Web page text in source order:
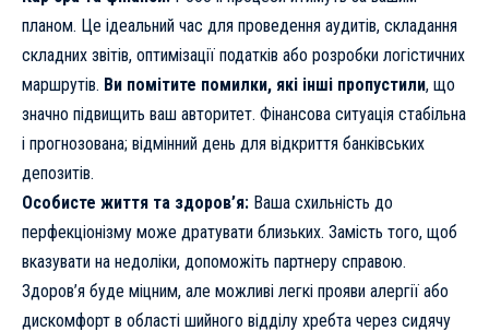
планом. Це ідеальний час для проведення аудитів, складання
складних звітів, оптимізації податків або розробки логістичних
маршрутів. Ви помітите помилки, які інші пропустили, що
значно підвищить ваш авторитет. Фінансова ситуація стабільна
і прогнозована; відмінний день для відкриття банківських
депозитів.
Особисте життя та здоров’я: Ваша схильність до
перфекціонізму може дратувати близьких. Замість того, щоб
вказувати на недоліки, допоможіть партнеру справою.
Здоров’я буде міцним, але можливі легкі прояви алергії або
дискомфорт в області шийного відділу хребта через сидячу